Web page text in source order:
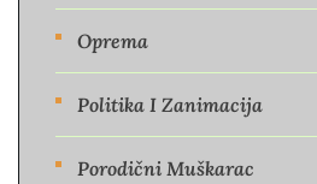
Oprema
Politika I Zanimacija
Porodični Muškarac